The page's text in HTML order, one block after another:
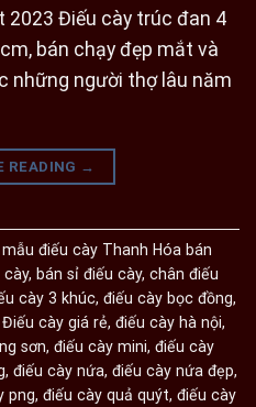
2023 Điếu cày trúc đan 4
bán chạy đẹp mắt và
những người thợ lâu năm
READING →
điếu cày Thanh Hóa bán
cày, bán sỉ điếu cày, chân điếu
cày 3 khúc, điếu cày bọc đồng,
Điếu cày giá rẻ, điếu cày hà nội,
sơn, điếu cày mini, điếu cày
, điếu cày nứa, điếu cày nứa đẹp,
png, điếu cày quả quýt, điếu cày